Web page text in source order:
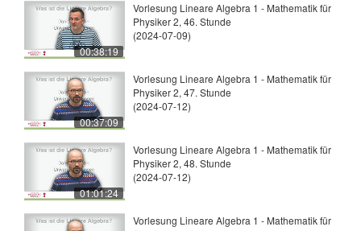
00:38:19
Vorlesung Lineare Algebra 1 - Mathematik für
Physiker 2, 46. Stunde
(2024-07-09)
00:37:09
Vorlesung Lineare Algebra 1 - Mathematik für
Physiker 2, 47. Stunde
(2024-07-12)
01:01:24
Vorlesung Lineare Algebra 1 - Mathematik für
Physiker 2, 48. Stunde
(2024-07-12)
Vorlesung Lineare Algebra 1 - Mathematik für